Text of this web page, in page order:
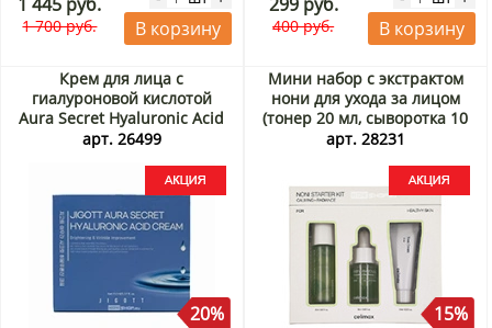
1 445 руб.
1 700 руб. В корзину
299 руб.
400 руб. В корзину
Крем для лица с
гиалуроновой кислотой
Aura Secret Hyaluronic Acid
Cream Jigott, Корея, 150 мл
арт. 26499
20%
Мини набор с экстрактом
нони для ухода за лицом
(тонер 20 мл, сыворотка 10
мл, крем 10 мл) The Real
Корея Акция
арт. 28231
15%